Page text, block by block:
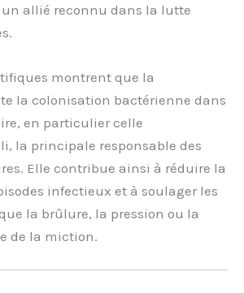
allié reconnu dans la lutte
montrent que la
la colonisation bactérienne dans
en particulier celle
la principale responsable des
Elle contribue ainsi à réduire la
infectieux et à soulager les
la brûlure, la pression ou la
de la miction.